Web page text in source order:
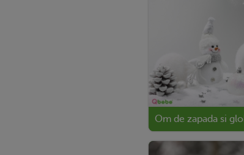
Om de zapada si